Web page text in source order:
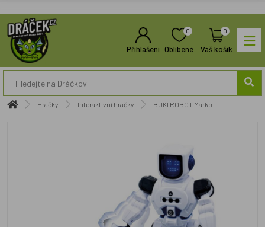
Přihlášení
0
Oblíbené
0
Váš košík
Hračky Interaktivní hračky BUKI ROBOT Marko